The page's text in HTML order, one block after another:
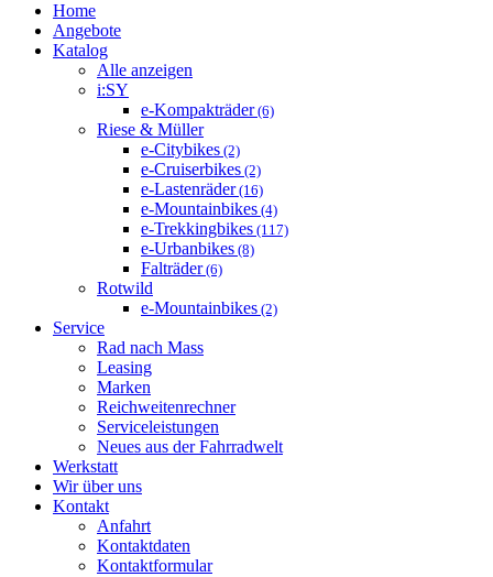
Home
Angebote
Katalog
Alle anzeigen
i:SY
e-Kompakträder(6)
Riese & Müller
e-Citybikes (2)
e-Cruiserbikes (2)
e-Lastenräder(16)
e-Mountainbikes (4)
e-Trekkingbikes (117)
e-Urbanbikes (8)
Falträder(6)
Rotwild
e-Mountainbikes (2)
Service
Rad nach Mass
Leasing
Marken
Reichweitenrechner
Serviceleistungen
Neues aus der Fahrradwelt
Werkstatt
Wir über uns
Kontakt
Anfahrt
Kontaktdaten
Kontaktformular